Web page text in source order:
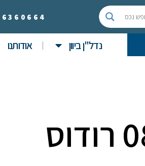
6360664
נדל"ן ביוון אודותנו